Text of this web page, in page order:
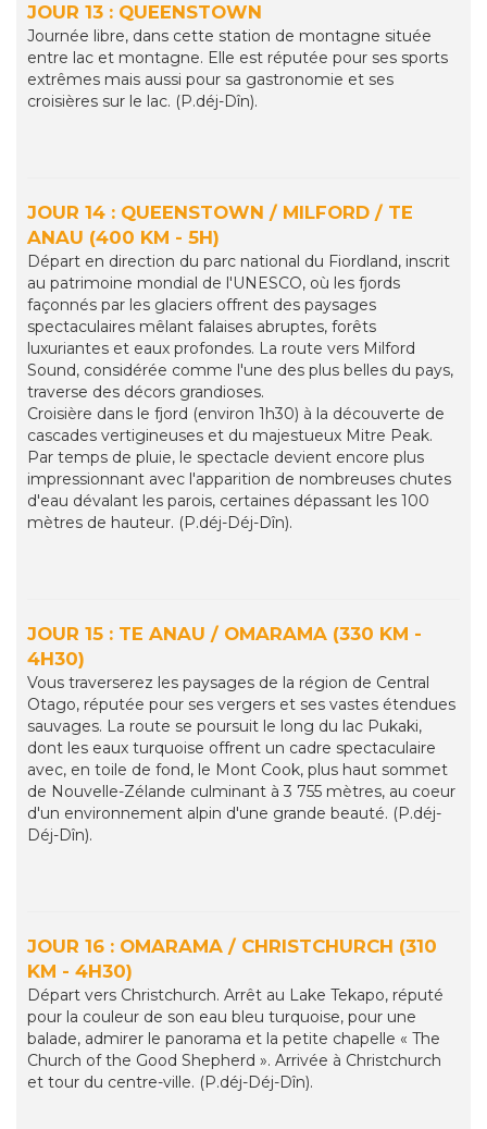
JOUR 13 : QUEENSTOWN
Journée libre, dans cette station de montagne située
entre lac et montagne. Elle est réputée pour ses sports
extrêmes mais aussi pour sa gastronomie et ses
croisières sur le lac. (P.déj-Dîn).
JOUR 14 : QUEENSTOWN / MILFORD / TE
ANAU (400 KM - 5H)
Départ en direction du parc national du Fiordland, inscrit
au patrimoine mondial de l'UNESCO, où les fjords
façonnés par les glaciers offrent des paysages
spectaculaires mêlant falaises abruptes, forêts
luxuriantes et eaux profondes. La route vers Milford
Sound, considérée comme l'une des plus belles du pays,
traverse des décors grandioses.
Croisière dans le fjord (environ 1h30) à la découverte de
cascades vertigineuses et du majestueux Mitre Peak.
Par temps de pluie, le spectacle devient encore plus
impressionnant avec l'apparition de nombreuses chutes
d'eau dévalant les parois, certaines dépassant les 100
mètres de hauteur. (P.déj-Déj-Dîn).
JOUR 15 : TE ANAU / OMARAMA (330 KM -
4H30)
Vous traverserez les paysages de la région de Central
Otago, réputée pour ses vergers et ses vastes étendues
sauvages. La route se poursuit le long du lac Pukaki,
dont les eaux turquoise offrent un cadre spectaculaire
avec, en toile de fond, le Mont Cook, plus haut sommet
de Nouvelle-Zélande culminant à 3 755 mètres, au coeur
d'un environnement alpin d'une grande beauté. (P.déj-
Déj-Dîn).
JOUR 16 : OMARAMA / CHRISTCHURCH (310
KM - 4H30)
Départ vers Christchurch. Arrêt au Lake Tekapo, réputé
pour la couleur de son eau bleu turquoise, pour une
balade, admirer le panorama et la petite chapelle « The
Church of the Good Shepherd ». Arrivée à Christchurch
et tour du centre-ville. (P.déj-Déj-Dîn).